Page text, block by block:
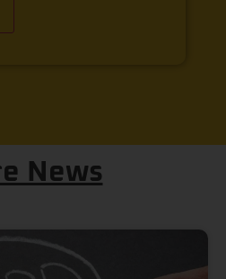
News